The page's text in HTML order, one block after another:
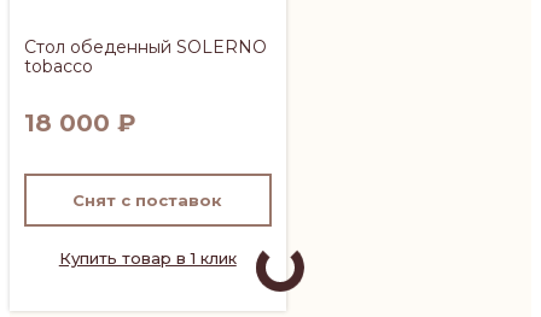
Стол обеденный SOLERNO
tobacco
18 000 ₽
Снят с поставок
Купить товар в 1 клик